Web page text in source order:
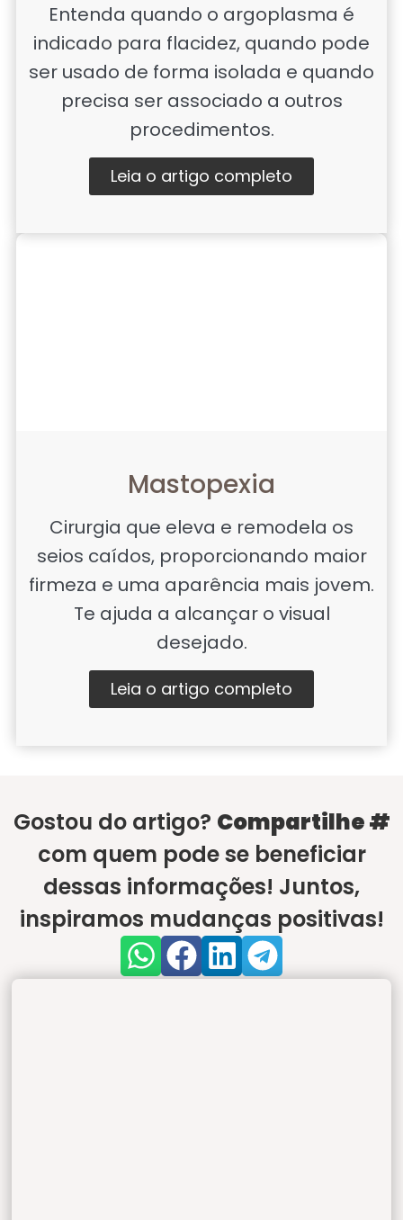
Entenda quando o argoplasma é
indicado para flacidez, quando pode
ser usado de forma isolada e quando
precisa ser associado a outros
procedimentos.
Leia o artigo completo
Mastopexia
Cirurgia que eleva e remodela os
seios caídos, proporcionando maior
firmeza e uma aparência mais jovem.
Te ajuda a alcançar o visual
desejado.
Leia o artigo completo
Gostou do artigo? Compartilhe #
com quem pode se beneficiar
dessas informações! Juntos,
inspiramos mudanças positivas!